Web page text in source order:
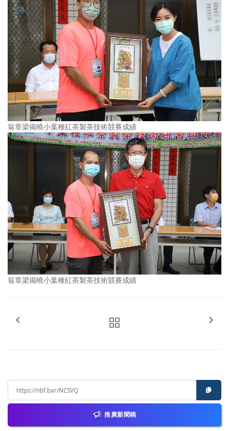
翁章梁揭曉小葉種紅茶製茶技術競賽成績
翁章梁揭曉小葉種紅茶製茶技術競賽成績
推廣新聞稿